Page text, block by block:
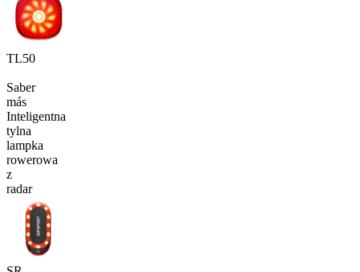
TL50
Saber
más
Inteligentna
tylna
lampka
rowerowa
z
radar